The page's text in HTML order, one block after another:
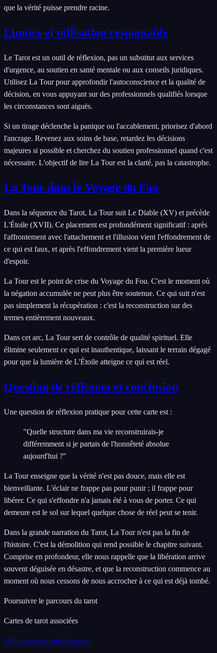
que la vérité puisse prendre racine.
Limites et utilisation responsable
Le Tarot est un outil de réflexion, pas un substitut aux services
d'urgence, au soutien en santé mentale ou aux conseils juridiques.
Utilisez La Tour pour approfondir l'autoconscience et la qualité de
décision, en vous appuyant sur des professionnels qualifiés lorsque
les circonstances sont aiguës.
Si un tirage déclenche la panique ou l'accablement, priorisez d'abord
l'ancrage. Revenez aux soins de base, retardez les décisions
majeures si possible et cherchez du soutien professionnel quand c'est
nécessaire. L'objectif de lire La Tour est la clarté, pas la catastrophe.
La Tour dans le Voyage du Fou
Dans la séquence du Tarot, La Tour suit Le Diable (XV) et précède
L'Étoile (XVII). Ce placement est profondément significatif : après
l'affrontement avec l'attachement et l'illusion vient l'effondrement de
ce qui est faux, et après l'effondrement vient la première lueur
d'espoir.
La Tour est le point de crise du Voyage du Fou. C'est le moment où
la négation accumulée ne peut plus être soutenue. Ce qui suit n'est
pas simplement la récupération : c'est la reconstruction sur des
termes entièrement nouveaux.
Dans cet arc, La Tour sert de contrôle de qualité spirituel. Elle
élimine seulement ce qui est inauthentique, laissant le terrain dégagé
pour que la lumière de L'Étoile atteigne ce qui est réel.
Question de réflexion et conclusion
Une question de réflexion pratique pour cette carte est :
"Quelle structure dans ma vie reconstruirais-je
différemment si je partais de l'honnêteté absolue
aujourd'hui ?"
La Tour enseigne que la vérité n'est pas douce, mais elle est
bienveillante. L'éclair ne frappe pas pour punir ; il frappe pour
libérer. Ce qui s'effondre n'a jamais été à vous de porter. Ce qui
demeure est le sol sur lequel quelque chose de réel peut se tenir.
Dans la grande narration du Tarot, La Tour n'est pas la fin de
l'histoire. C'est la démolition qui rend possible le chapitre suivant.
Comprise en profondeur, elle nous rappelle que la libération arrive
souvent déguisée en désastre, et que la reconstruction commence au
moment où nous cessons de nous accrocher à ce qui est déjà tombé.
Poursuivre le parcours du tarot
Cartes de tarot associées
Voir toutes les cartes Arcana